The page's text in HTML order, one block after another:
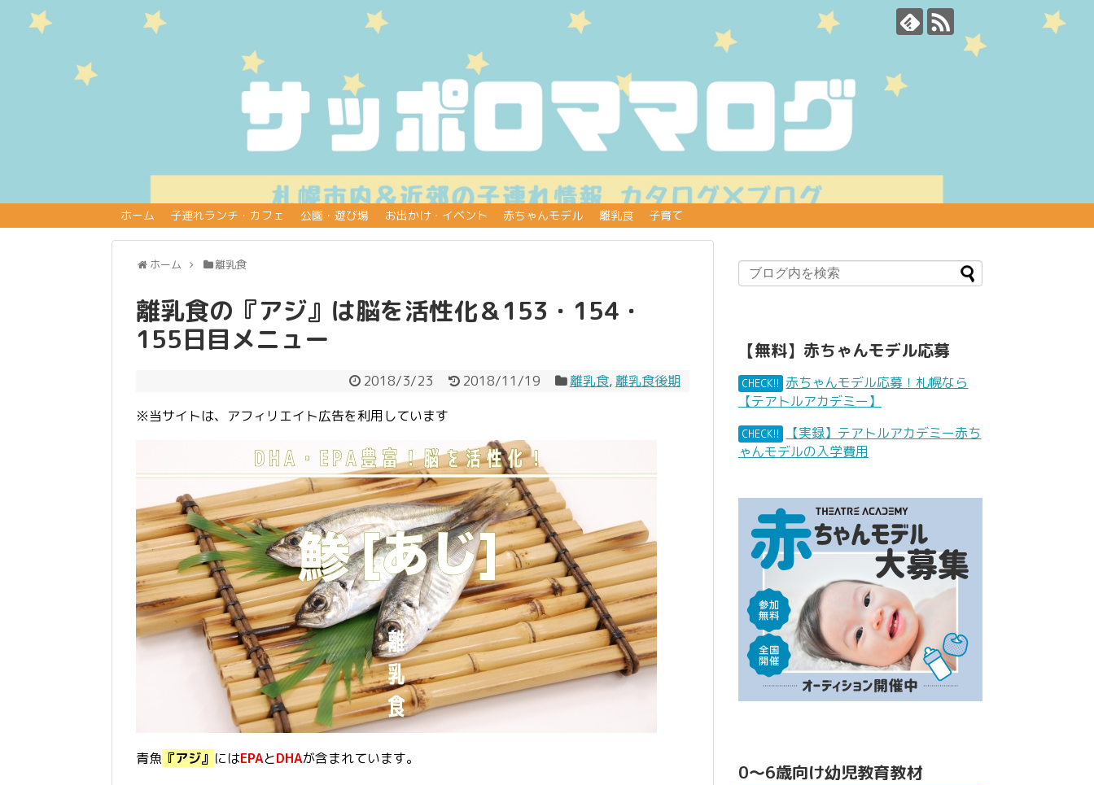
ホーム 子連れランチ・カフェ 公園・遊び場 お出かけ・イベント 赤ちゃんモデル 離乳食 子育て
ホーム 離乳食
離乳食の『アジ』は脳を活性化＆153・154・
155日目メニュー
2018/3/23 2018/11/19 離乳食, 離乳食後期
※当サイトは、アフィリエイト広告を利用しています
青魚 『アジ』 にはEPAとDHAが含まれています。
【無料】赤ちゃんモデル応募
CHECK!! 赤ちゃんモデル応募！札幌なら
【テアトルアカデミー】
CHECK!!
【実録】テアトルアカデミー赤ち
ゃんモデルの入学費用
0～6歳向け幼児教育教材